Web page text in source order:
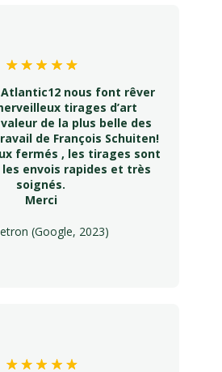
nous font rêver
tirages d’art
de la plus belle des
de François Schuiten!
fermés , les tirages sont
envois rapides et très
soignés.
Merci
(Google, 2023)